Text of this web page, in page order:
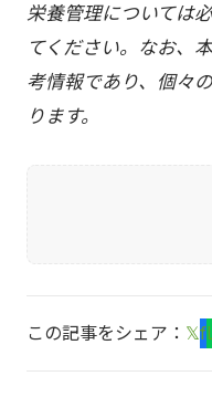
栄養管理については
てください。なお、
考情報であり、個々
ります。
この記事をシェア： 𝕏f